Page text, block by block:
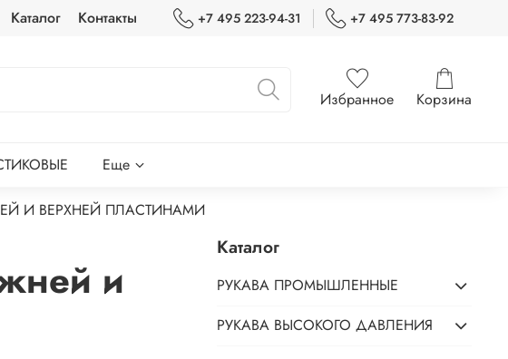
Каталог Контакты +7 495 223-94-31 +7 495 773-83-92
Избранное Корзина
Еще
И ВЕРХНЕЙ ПЛАСТИНАМИ
и
Каталог
РУКАВА ПРОМЫШЛЕННЫЕ
РУКАВА ВЫСОКОГО ДАВЛЕНИЯ